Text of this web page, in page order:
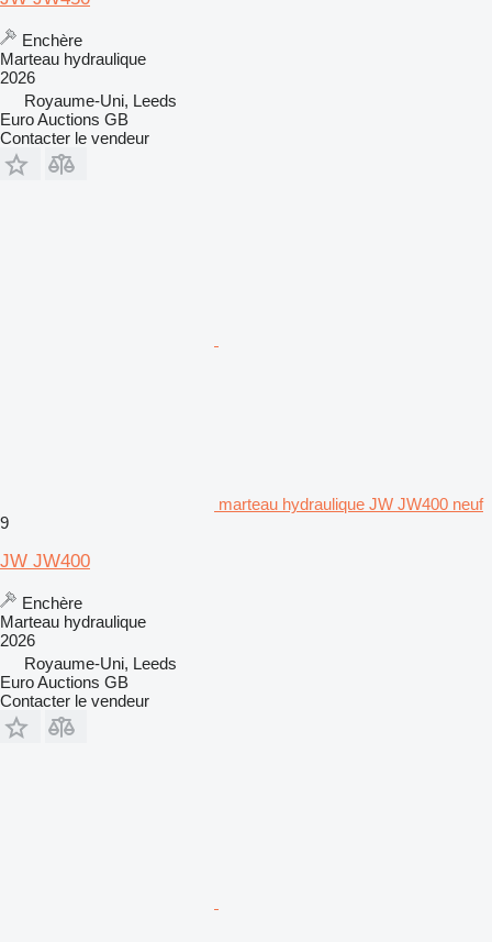
Enchère
Marteau hydraulique
2026
Royaume-Uni, Leeds
Euro Auctions GB
Contacter le vendeur
marteau hydraulique JW JW400 neuf
9
JW JW400
Enchère
Marteau hydraulique
2026
Royaume-Uni, Leeds
Euro Auctions GB
Contacter le vendeur